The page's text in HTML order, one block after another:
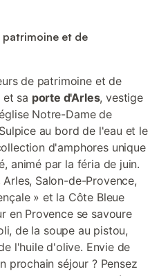
patrimoine et de
de patrimoine et de
et sa porte d'Arles, vestige
Notre-Dame de
au bord de l'eau et le
d'amphores unique
animé par la féria de juin.
Salon-de-Provence,
» et la Côte Bleue
en Provence se savoure
de la soupe au pistou,
l'huile d'olive. Envie de
prochain séjour ? Pensez